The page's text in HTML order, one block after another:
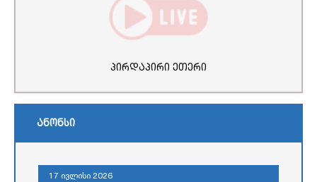
პირდაპირი ეთერი
ანონსი
17 ივლისი 2026